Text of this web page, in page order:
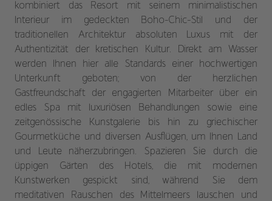
kombiniert das Resort mit seinem minimalistischen
Interieur im gedeckten Boho-Chic-Stil und der
traditionellen Architektur absoluten Luxus mit der
Authentizität der kretischen Kultur. Direkt am Wasser
werden Ihnen hier alle Standards einer hochwertigen
Unterkunft geboten; von der herzlichen
Gastfreundschaft der engagierten Mitarbeiter über ein
edles Spa mit luxuriösen Behandlungen sowie eine
zeitgenössische Kunstgalerie bis hin zu griechischer
Gourmetküche und diversen Ausflügen, um Ihnen Land
und Leute näherzubringen. Spazieren Sie durch die
üppigen Gärten des Hotels, die mit modernen
Kunstwerken gespickt sind, während Sie dem
meditativen Rauschen des Mittelmeers lauschen und